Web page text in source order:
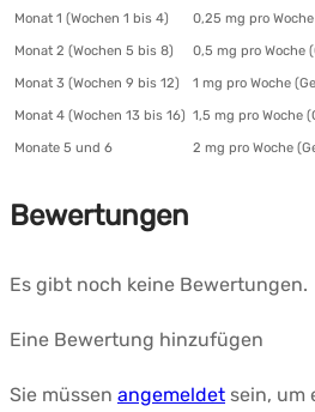
Monat 1 (Wochen 1 bis 4) 0,25 mg pro
Monat 2 (Wochen 5 bis 8) 0,5 mg pro Woche
Monat 3 (Wochen 9 bis 12) 1 mg pro Woche
Monat 4 (Wochen 13 bis 16) 1,5 mg pro Woche
Monate 5 und 6 2 mg pro Woche
Bewertungen
Es gibt noch keine Bewertungen.
Eine Bewertung hinzufügen
Sie müssen angemeldet sein, um